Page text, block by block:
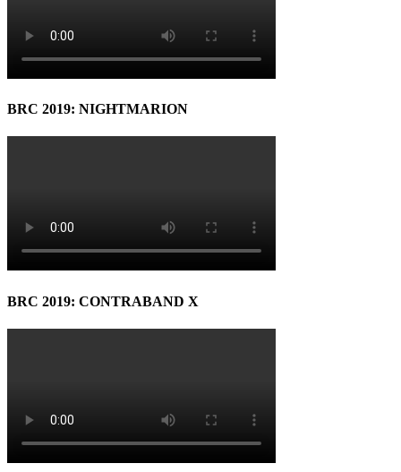
BRC 2019: NIGHTMARION
BRC 2019: CONTRABAND X